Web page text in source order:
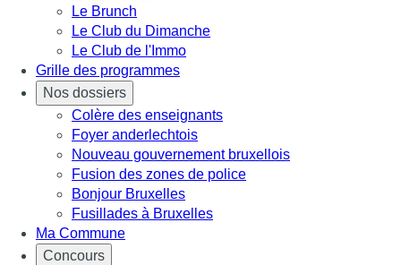
Le Brunch
Le Club du Dimanche
Le Club de l'Immo
Grille des programmes
Nos dossiers
Colère des enseignants
Foyer anderlechtois
Nouveau gouvernement bruxellois
Fusion des zones de police
Bonjour Bruxelles
Fusillades à Bruxelles
Ma Commune
Concours